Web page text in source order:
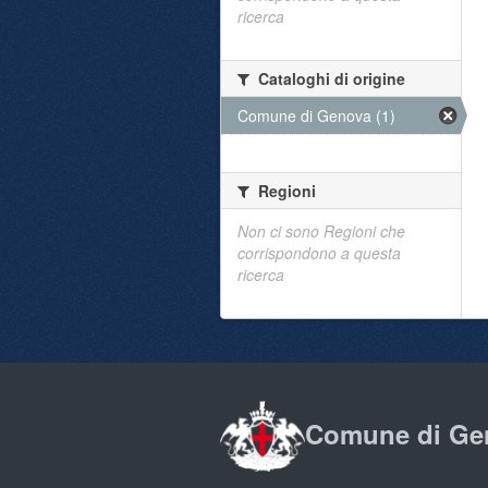
ricerca
Cataloghi di origine
Comune di Genova (1)
Regioni
Non ci sono Regioni che
corrispondono a questa
ricerca
Comune di